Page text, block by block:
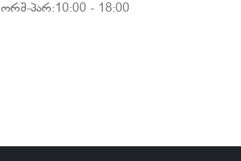
ორშ-პარ:10:00 - 18:00